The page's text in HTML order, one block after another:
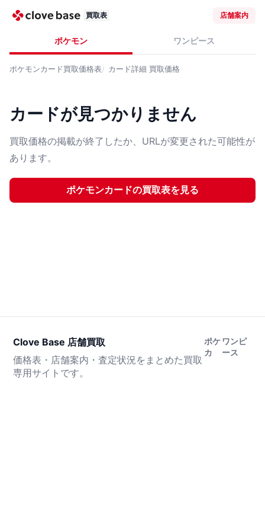
買取表 店舗案内
ポケモン ワンピース
ポケモンカード買取価格表 カード詳細 買取価格
カードが見つかりません
買取価格の掲載が終了したか、URLが変更された可能性が
あります。
ポケモンカードの買取表を見る
Clove Base 店舗買取
価格表・店舗案内・査定状況をまとめた買取
専用サイトです。
ポケ
カ
ワンピ
ース